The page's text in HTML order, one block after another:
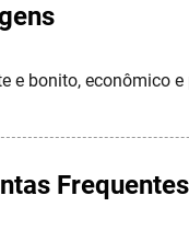
e bonito, econômico
Frequentes